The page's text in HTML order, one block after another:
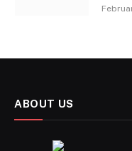
ABOUT US